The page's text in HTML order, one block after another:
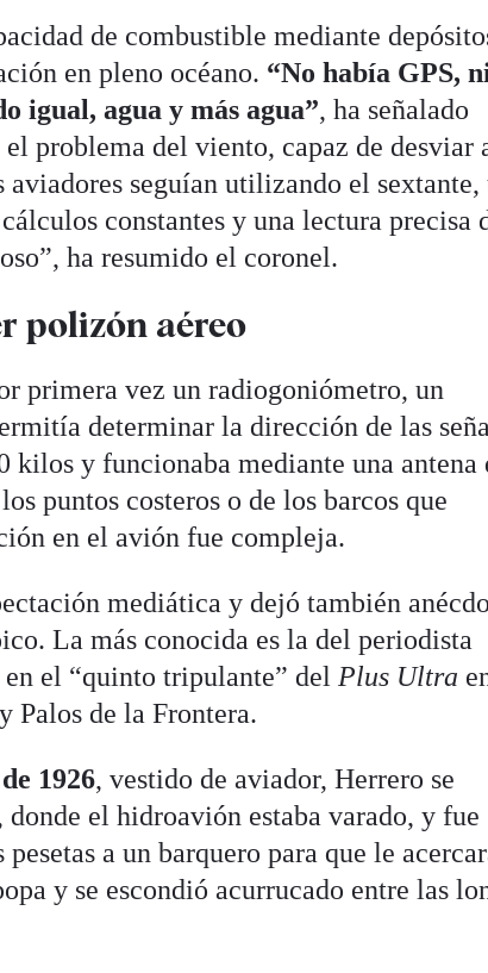
de combustible mediante
en pleno océano. “No había GPS,
igual, agua y más agua”, ha señalado
problema del viento, capaz de desviar
aviadores seguían utilizando el sextante,
constantes y una lectura precisa
ha resumido el coronel.
polizón aéreo
primera vez un radiogoniómetro, un
determinar la dirección de las
kilos y funcionaba mediante una antena
puntos costeros o de los barcos que
en el avión fue compleja.
mediática y dejó también
La más conocida es la del periodista
el “quinto tripulante” del Plus Ultra
Palos de la Frontera.
1926, vestido de aviador, Herrero se
el hidroavión estaba varado, y fue
a un barquero para que le
y se escondió acurrucado entre las